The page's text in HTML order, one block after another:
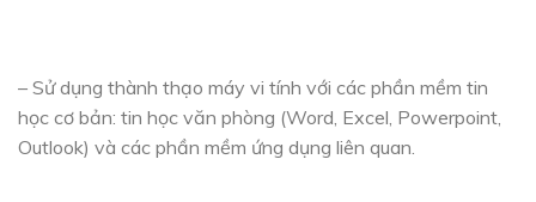
– Sử dụng thành thạo máy vi tính với các phần mềm tin
học cơ bản: tin học văn phòng (Word, Excel, Powerpoint,
Outlook) và các phần mềm ứng dụng liên quan.